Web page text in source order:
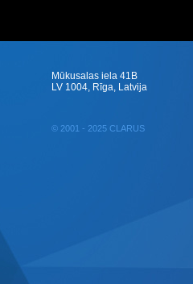
Mūkusalas iela 41B
LV 1004, Rīga, Latvija
© 2001 - 2025 CLARUS